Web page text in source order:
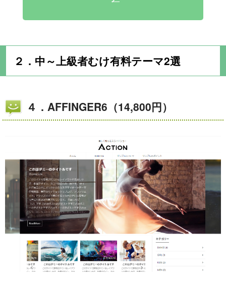
２．中～上級者むけ有料テーマ2選
４．AFFINGER6（14,800円）